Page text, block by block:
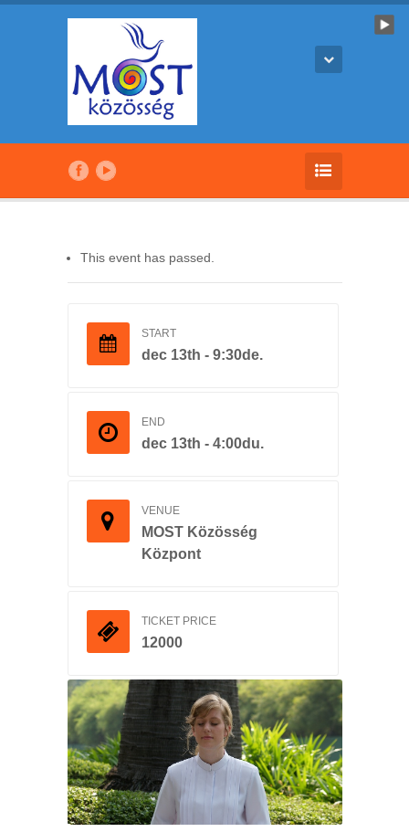
This event has passed.
START
dec 13th - 9:30de.
END
dec 13th - 4:00du.
VENUE
MOST Közösség
Központ
TICKET PRICE
12000